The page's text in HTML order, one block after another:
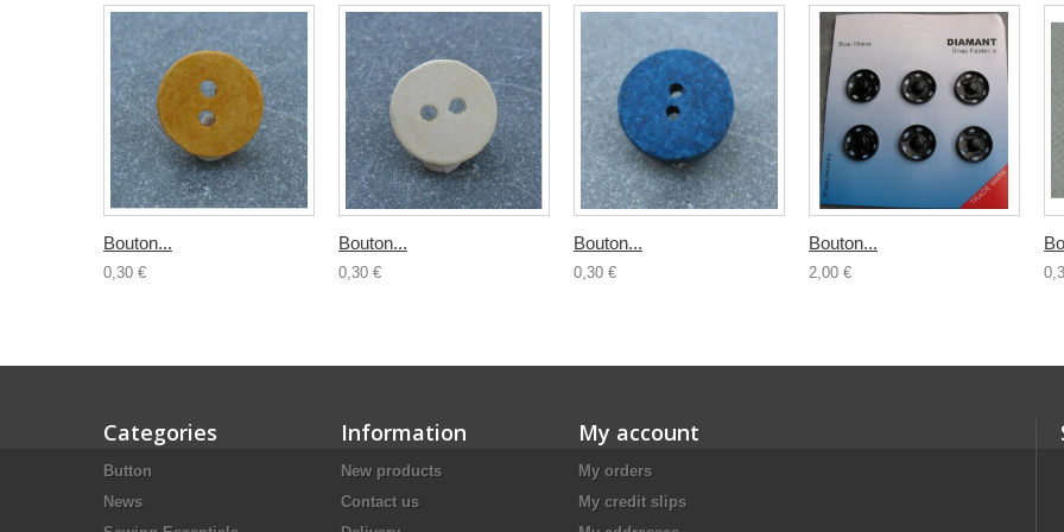
Bouton...
0,30 €
Bouton...
0,30 €
Bouton...
0,30 €
Bouton...
2,00 €
Categories
Button
News
Information
New products
Contact us
My account
My orders
My credit slips